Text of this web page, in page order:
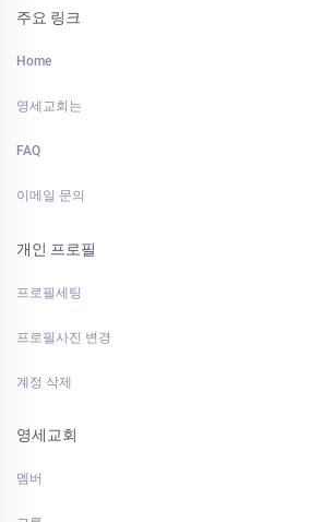
주요 링크
Home
영세교회는
FAQ
이메일 문의
개인 프로필
프로필세팅
프로필사진 변경
계정 삭제
영세교회
멤버